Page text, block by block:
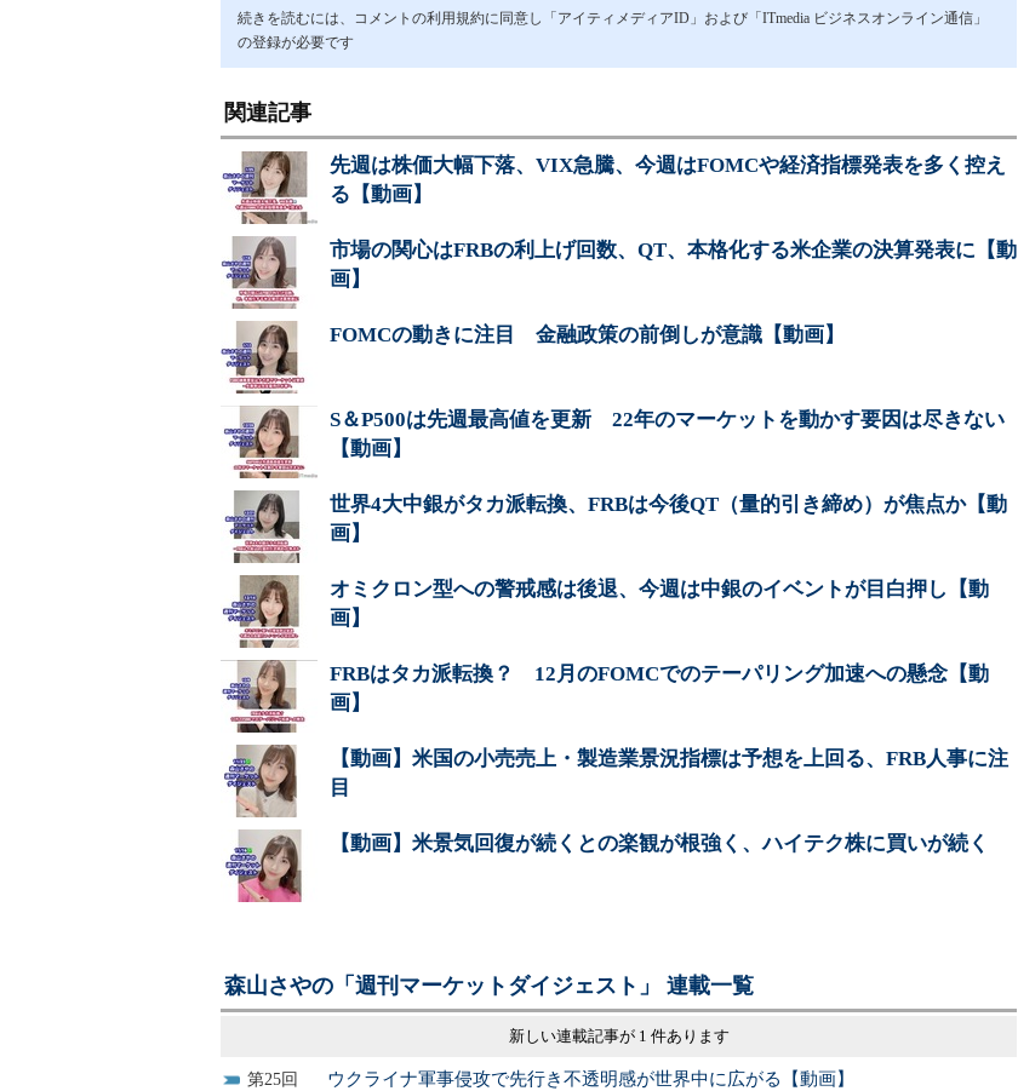
続きを読むには、コメントの利用規約に同意し「アイティメディアID」および「ITmedia ビジネスオンライン通信」
の登録が必要です
関連記事
先週は株価大幅下落、VIX急騰、今週はFOMCや経済指標発表を多く控え
る【動画】
市場の関心はFRBの利上げ回数、QT、本格化する米企業の決算発表に【動
画】
FOMCの動きに注目 金融政策の前倒しが意識【動画】
S＆P500は先週最高値を更新 22年のマーケットを動かす要因は尽きない
【動画】
世界4大中銀がタカ派転換、FRBは今後QT（量的引き締め）が焦点か【動
画】
オミクロン型への警戒感は後退、今週は中銀のイベントが目白押し【動
画】
FRBはタカ派転換？ 12月のFOMCでのテーパリング加速への懸念【動
画】
【動画】米国の小売売上・製造業景況指標は予想を上回る、FRB人事に注
目
【動画】米景気回復が続くとの楽観が根強く、ハイテク株に買いが続く
森山さやの「週刊マーケットダイジェスト」 連載一覧
新しい連載記事が 1 件あります
25 ウクライナ軍事侵攻で先行き不透明感が世界中に広がる【動画】